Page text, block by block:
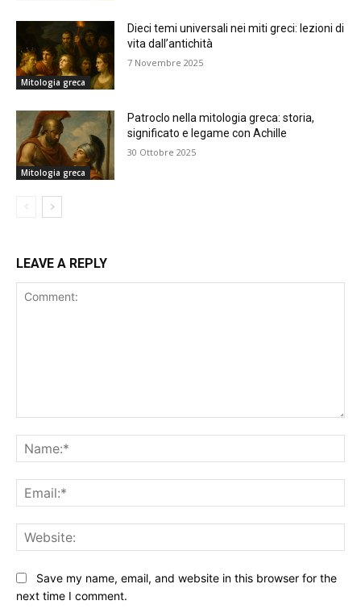
Mitologia greca
Dieci temi universali nei miti greci: lezioni di
vita dall’antichità
7 Novembre 2025
Mitologia greca
Patroclo nella mitologia greca: storia,
significato e legame con Achille
30 Ottobre 2025
LEAVE A REPLY
Save my name, email, and website in this browser for the
next time I comment.